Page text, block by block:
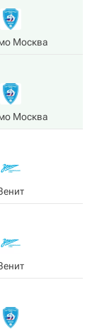
Москва
Москва